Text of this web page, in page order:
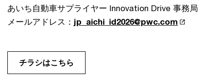
あいち自動車サプライヤー Innovation Drive 事務局
メールアドレス： jp_aichi_id2026@pwc.com
チラシはこちら